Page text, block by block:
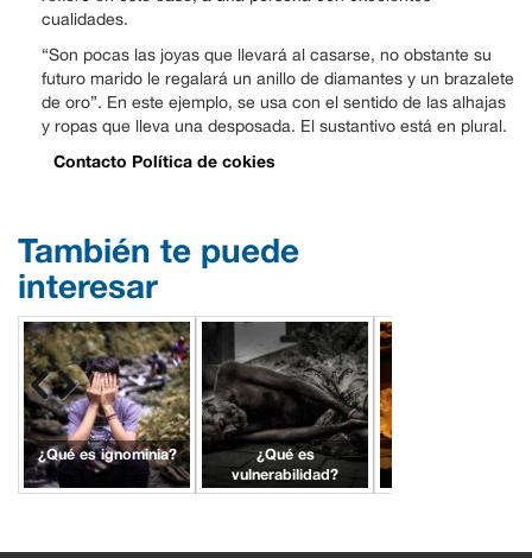
cualidades.
“Son pocas las joyas que llevará al casarse, no obstante su
futuro marido le regalará un anillo de diamantes y un brazalete
de oro”. En este ejemplo, se usa con el sentido de las alhajas
y ropas que lleva una desposada. El sustantivo está en plural.
Contacto Política de cokies
También te puede
interesar
¿Qué es ignominia?
¿Qué es
vulnerabilidad?